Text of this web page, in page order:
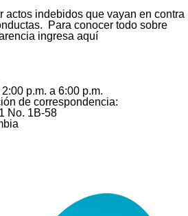
actos indebidos que vayan en contra
Para conocer todo sobre
ingresa aquí
p.m. a 6:00 p.m.
de correspondencia:
No. 1B-58